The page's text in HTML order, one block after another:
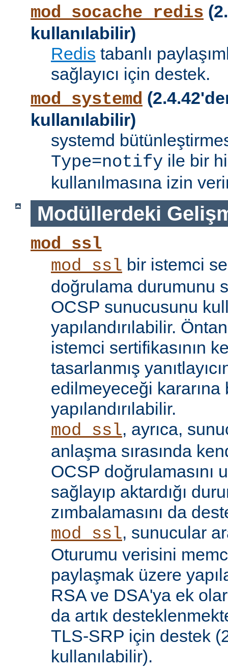
mod_socache_redis
kullanılabilir)
Redis tabanlı
sağlayıcı için destek.
mod_systemd
kullanılabilir)
systemd
Type=notify ile bir
kullanılmasına izin
Modüllerdeki
mod_ssl
mod_ssl bir istemci
doğrulama durumunu
OCSP sunucusunu
yapılandırılabilir.
istemci sertifikasının
tasarlanmış
edilmeyeceği kararına
yapılandırılabilir.
mod_ssl, ayrıca,
anlaşma sırasında
OCSP doğrulamasını
sağlayıp aktardığı
zımbalamasını da
mod_ssl, sunucular
Oturumu verisini
paylaşmak üzere
RSA ve DSA'ya ek
da artık
TLS-SRP için destek
kullanılabilir).